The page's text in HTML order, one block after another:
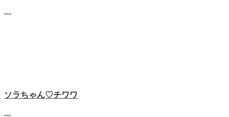
ソラちゃん♡‬チワワ